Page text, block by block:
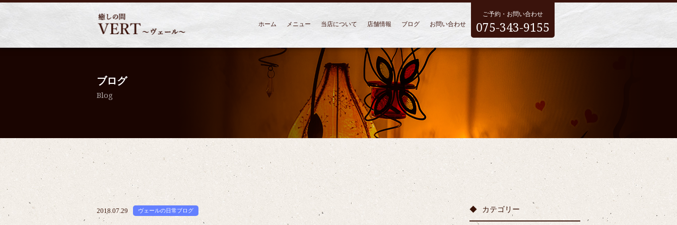
ホーム メニュー 当店について 店舗情報 ブログ お問い合わせ
ご予約・お問い合わせ
075-343-9155
ブログ
Blog
2018.07.29 ヴェールの日常ブログ カテゴリー